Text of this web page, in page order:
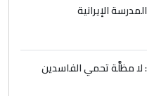
الإيرانية
لا مظلَّة تحمي الفاسدين